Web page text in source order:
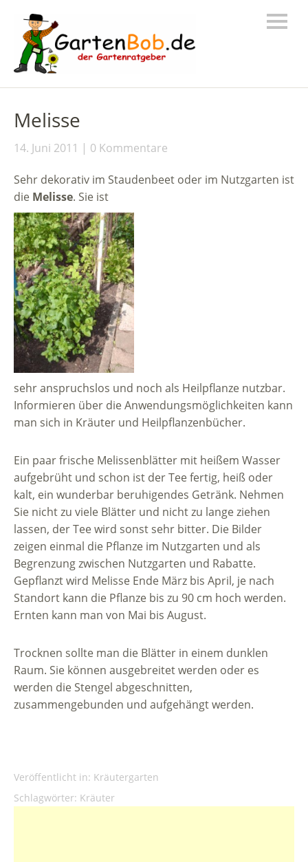
Melisse
14. Juni 2011 0 Kommentare
Sehr dekorativ im Staudenbeet oder im Nutzgarten ist
die Melisse. Sie ist
sehr anspruchslos und noch als Heilpflanze nutzbar.
Informieren über die Anwendungsmöglichkeiten kann
man sich in Kräuter und Heilpflanzenbücher.
Ein paar frische Melissenblätter mit heißem Wasser
aufgebrüht und schon ist der Tee fertig, heiß oder
kalt, ein wunderbar beruhigendes Getränk. Nehmen
Sie nicht zu viele Blätter und nicht zu lange ziehen
lassen, der Tee wird sonst sehr bitter. Die Bilder
zeigen einmal die Pflanze im Nutzgarten und als
Begrenzung zwischen Nutzgarten und Rabatte.
Gepflanzt wird Melisse Ende März bis April, je nach
Standort kann die Pflanze bis zu 90 cm hoch werden.
Ernten kann man von Mai bis August.
Trocknen sollte man die Blätter in einem dunklen
Raum. Sie können ausgebreitet werden oder es
werden die Stengel abgeschnitten,
zusammengebunden und aufgehängt werden.
Veröffentlicht in: Kräutergarten
Schlagwörter: Kräuter